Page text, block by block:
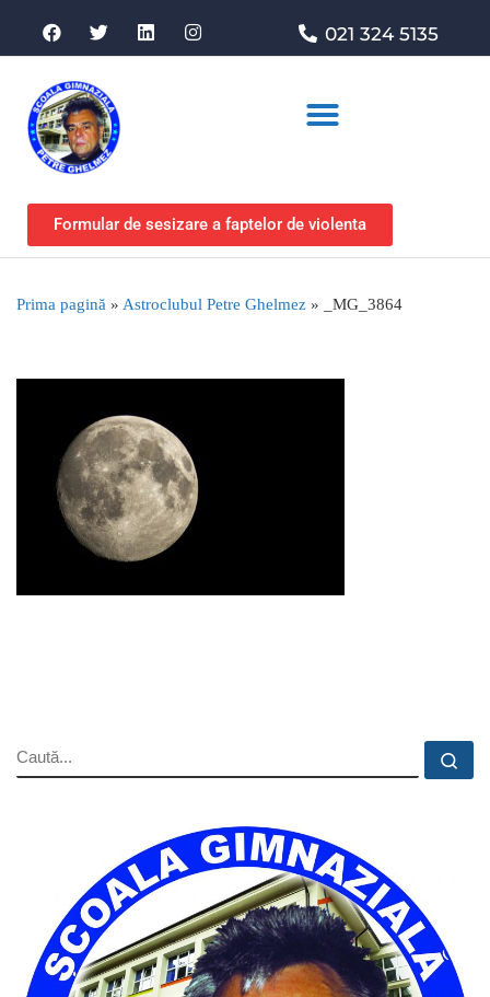
021 324 5135
Formular de sesizare a faptelor de violenta
Prima pagină » Astroclubul Petre Ghelmez » _MG_3864